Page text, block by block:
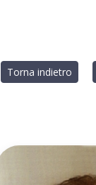
Torna indietro